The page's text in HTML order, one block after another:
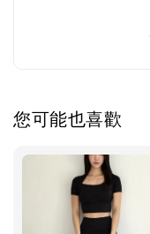
您可能也喜歡